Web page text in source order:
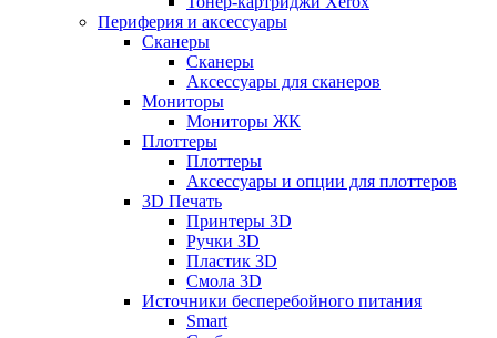
Периферия и аксессуары
Сканеры
Сканеры
Аксессуары для сканеров
Мониторы
Мониторы ЖК
Плоттеры
Плоттеры
Аксессуары и опции для плоттеров
3D Печать
Принтеры 3D
Ручки 3D
Пластик 3D
Смола 3D
Источники бесперебойного питания
Smart